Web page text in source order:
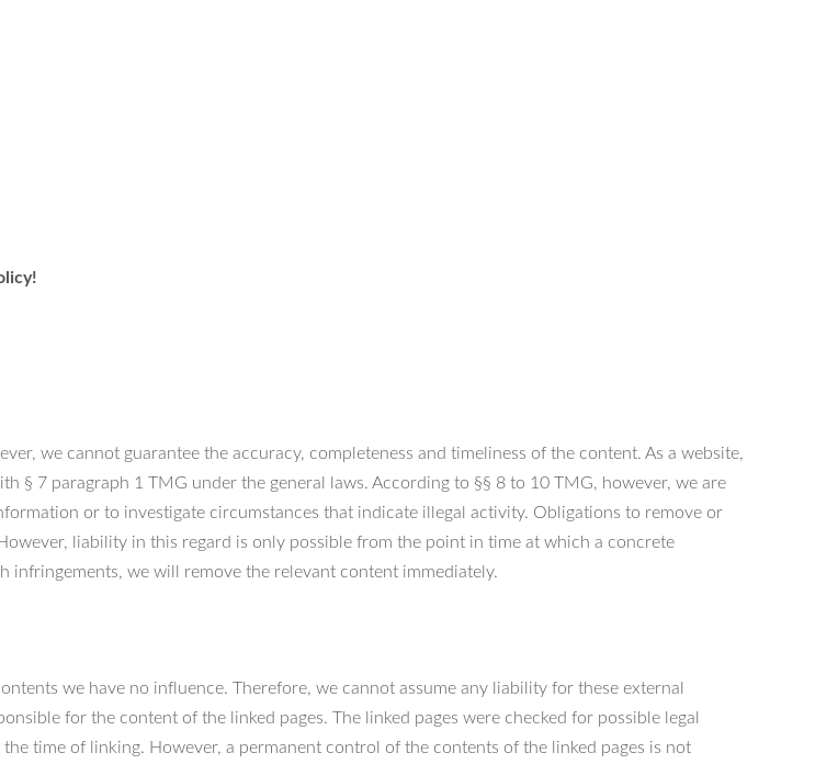
we cannot guarantee the accuracy, completeness and timeliness of the content. As a website,
§ 7 paragraph 1 TMG under the general laws. According to §§ 8 to 10 TMG, however, we are
or to investigate circumstances that indicate illegal activity. Obligations to remove or
liability in this regard is only possible from the point in time at which a concrete
infringements, we will remove the relevant content immediately.
we have no influence. Therefore, we cannot assume any liability for these external
for the content of the linked pages. The linked pages were checked for possible legal
time of linking. However, a permanent control of the contents of the linked pages is not